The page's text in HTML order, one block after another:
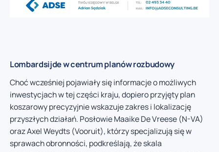
Lombardsijde w centrum planów rozbudowy
Choć wcześniej pojawiały się informacje o możliwych
inwestycjach w tej części kraju, dopiero przyjęty plan
koszarowy precyzyjnie wskazuje zakres i lokalizację
przyszłych działań. Posłowie Maaike De Vreese (N-VA)
oraz Axel Weydts (Vooruit), którzy specjalizują się w
sprawach obronności, podkreślają, że skala